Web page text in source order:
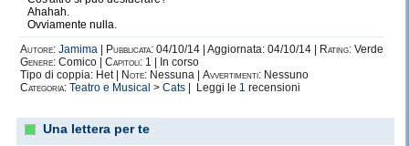
Ahahah.
Ovviamente nulla.
Autore: Jamima Pubblicata: 04/10/14 | Aggiornata: 04/10/14 | Rating: Verde
Genere: Comico | Capitoli: 1 | In corso
Tipo di coppia: Het |
Note: Nessuna | Avvertimenti: Nessuno
Categoria: Teatro e Musical > Cats | Leggi le 1 recensioni
Una lettera per te